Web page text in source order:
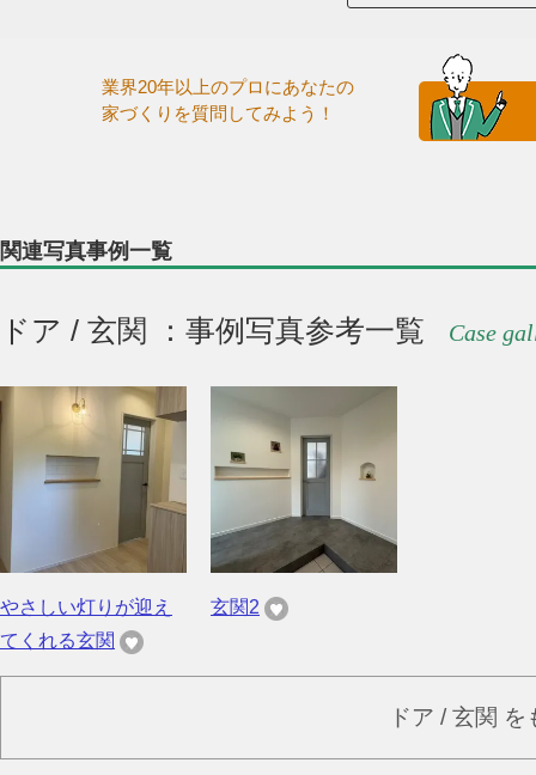
業界20年以上のプロにあなたの
家づくりを質問してみよう！
関連写真事例一覧
ドア / 玄関 ：事例写真参考一覧 Case
やさしい灯りが迎え
てくれる玄関
玄関2
ドア / 玄関